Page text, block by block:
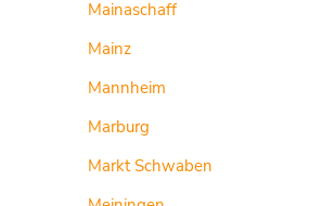
Mainaschaff
Mainz
Mannheim
Marburg
Markt Schwaben